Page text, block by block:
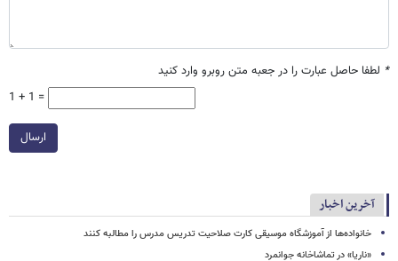
* لطفا حاصل عبارت را در جعبه متن روبرو وارد کنید
1 + 1 =
ارسال
آخرین اخبار
خانواده‌ها از آموزشگاه موسیقی کارت صلاحیت تدریس مدرس را مطالبه کنند
«ناریا» در تماشاخانه جوانمرد